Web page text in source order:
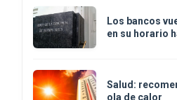
Los bancos
en su horario
Salud:
ola de calor